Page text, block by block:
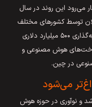
و انتظار می‌رود این روند در سال
کلان توسط کشورهای مختلف
گواه این مدعاست؛ از جمله اعلام طرح سرمایه‌گذاری ۵۰۰ میلیارد دلاری
هوش مصنوعی و
می‌شود
و نوآوری در حوزه هوش